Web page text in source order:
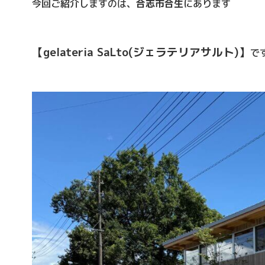
今回ご紹介しますのは、 合志市合生にあります
【gelateria SaLto(ジェラテリアサルト)】 で